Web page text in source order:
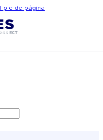
pie de página
ECT